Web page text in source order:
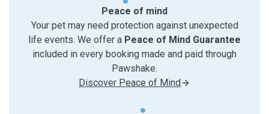
Peace of mind
Your pet may need protection against unexpected
life events. We offer a Peace of Mind Guarantee
included in every booking made and paid through
Pawshake.
Discover Peace of Mind